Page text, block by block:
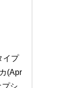
イプ
(Apr